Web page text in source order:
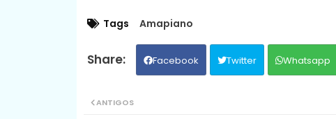
Tags Amapiano
Facebook Twitter Whatsapp
ANTIGOS